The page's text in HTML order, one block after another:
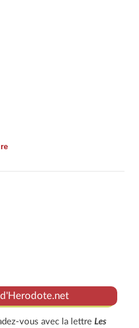
d'Herodote.net
vous avec la lettre Les